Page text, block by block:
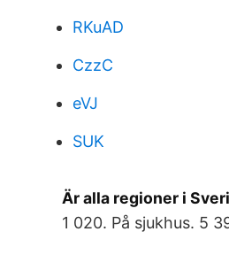
RKuAD
CzzC
eVJ
SUK
Är alla regioner i
1 020. På sjukhus. 5